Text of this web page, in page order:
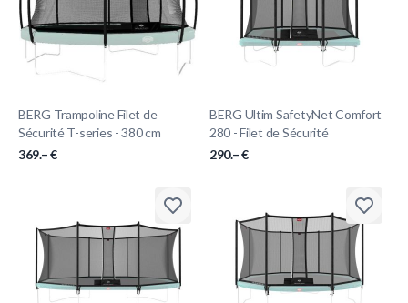
BERG Trampoline Filet de
Sécurité T-series - 380 cm
369.– €
BERG Ultim SafetyNet Comfort
280 - Filet de Sécurité
290.– €